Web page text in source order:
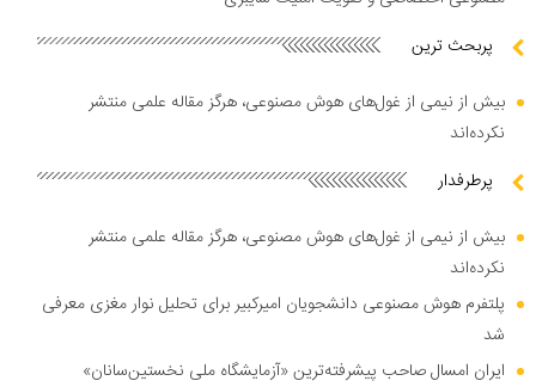
پربحث ترین
بیش از نیمی از غول‌های هوش مصنوعی، هرگز مقاله علمی منتشر
نکرده‌اند
پرطرفدار
بیش از نیمی از غول‌های هوش مصنوعی، هرگز مقاله علمی منتشر
نکرده‌اند
پلتفرم هوش مصنوعی دانشجویان امیرکبیر برای تحلیل نوار مغزی معرفی
شد
ایران امسال صاحب پیشرفته‌ترین «آزمایشگاه ملی نخستین‌سانان»